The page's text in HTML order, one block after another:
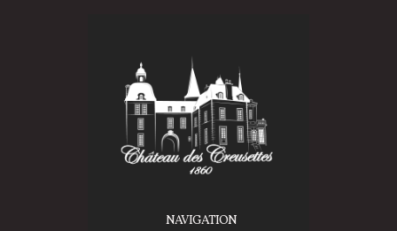
NAVIGATION